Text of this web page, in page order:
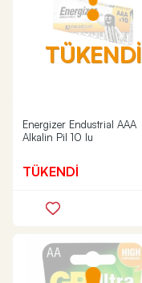
TÜKENDİ
Energizer Endustrial AAA
Alkalin Pil 10 lu
TÜKENDİ